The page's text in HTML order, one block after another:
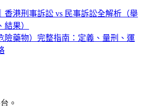
香港刑事訴訟 vs 民事訴訟全解析（舉
果）
險藥物）完整指南：定義、量刑、運
。